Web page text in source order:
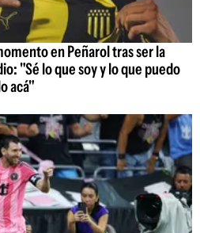
en Peñarol tras ser la
"Sé lo que soy y lo que puedo
acá"